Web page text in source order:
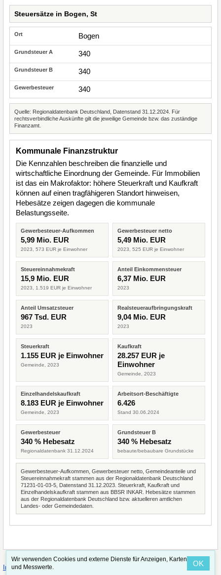
Steuersätze in Bogen, St
Bogen
340
340
340
Quelle: Regionaldatenbank Deutschland, Datenstand 31.12.2024. Für
rechtsverbindliche Auskünfte gilt die jeweilige Gemeinde bzw. das zuständige
Finanzamt.
Kommunale Finanzstruktur
Die Kennzahlen beschreiben die finanzielle und
wirtschaftliche Einordnung der Gemeinde. Für Immobilien
ist das ein Makrofaktor: höhere Steuerkraft und Kaufkraft
können auf einen tragfähigeren Standort hinweisen,
Hebesätze zeigen dagegen die kommunale
Belastungsseite.
Gewerbesteuer-Aufkommen
5,99 Mio. EUR
2023, 573 EUR je Einwohner
Gewerbesteuer netto
5,49 Mio. EUR
2023, 525 EUR je Einwohner
Steuereinnahmekraft
15,9 Mio. EUR
2023, 1.519 EUR je Einwohner
Anteil Einkommensteuer
6,37 Mio. EUR
2023
Anteil Umsatzsteuer
967 Tsd. EUR
2023
Realsteueraufbringungskraft
9,04 Mio. EUR
2023
Steuerkraft
1.155 EUR je Einwohner
Gemeinde, 2023
Kaufkraft
28.257 EUR je
Einwohner
Gemeinde, 2023
Einzelhandelskaufkraft
8.183 EUR je Einwohner
Gemeinde, 2023
Arbeitsort-Beschäftigte
6.426
Stand 30.06.2024
Gewerbesteuer
340 % Hebesatz
Regionaldatenbank 31.12.2024
Grundsteuer B
340 % Hebesatz
bebaute/bebaubare Grundstücke
Gewerbesteuer-Aufkommen, Gewerbesteuer netto, Gemeindeanteile und
Steuereinnahmekraft stammen aus der Regionaldatenbank Deutschland
71231-01-03-5, Datenstand 31.12.2023. Steuerkraft, Kaufkraft und
Einzelhandelskaufkraft stammen aus BBSR INKAR. Hebesätze stammen
aus der Regionaldatenbank Deutschland bzw. aktuelleren amtlichen
Landes- oder Gemeindedaten.
Impressum·Straßenindex
Wir verwenden Cookies und externe Dienste für Anzeigen, Karten
und Messwerte.
OK